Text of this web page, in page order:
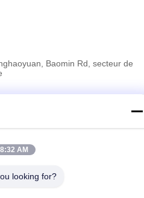
Baomin Rd, secteur de
de spectre de rf Le fournisseur.
Electronic Instrument Co. Ltd
8:32 AM
looking for?